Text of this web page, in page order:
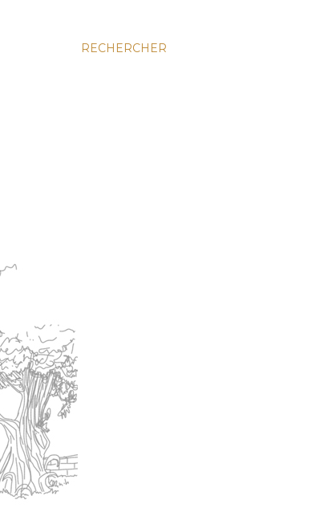
RECHERCHER